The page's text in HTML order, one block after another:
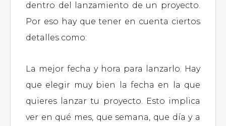
dentro del lanzamiento de un proyecto.
Por eso hay que tener en cuenta ciertos
detalles como:
La mejor fecha y hora para lanzarlo. Hay
que elegir muy bien la fecha en la que
quieres lanzar tu proyecto. Esto implica
ver en qué mes, que semana, que día y a